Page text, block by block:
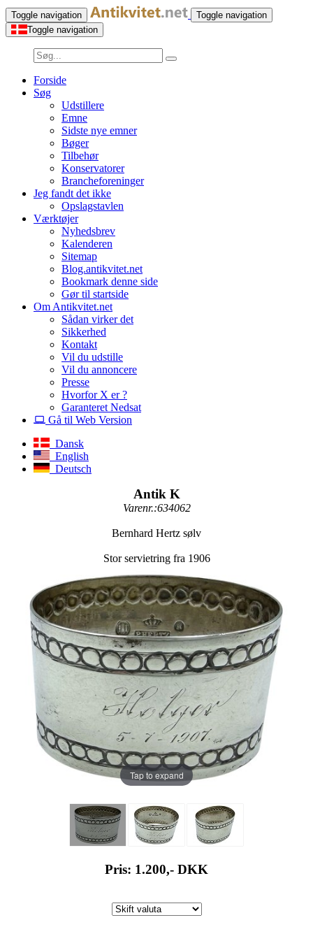
Toggle navigation
Toggle navigation
Toggle navigation
Forside
Søg
Udstillere
Emne
Sidste nye emner
Bøger
Tilbehør
Konservatorer
Brancheforeninger
Jeg fandt det ikke
Opslagstavlen
Værktøjer
Nyhedsbrev
Kalenderen
Sitemap
Blog.antikvitet.net
Bookmark denne side
Gør til startside
Om Antikvitet.net
Sådan virker det
Sikkerhed
Kontakt
Vil du udstille
Vil du annoncere
Presse
Hvorfor X er ?
Garanteret Nedsat
Gå til Web Version
Dansk
English
Deutsch
Antik K
Varenr.:634062
Bernhard Hertz sølv
Stor servietring fra 1906
Tap to expand
Pris: 1.200,- DKK